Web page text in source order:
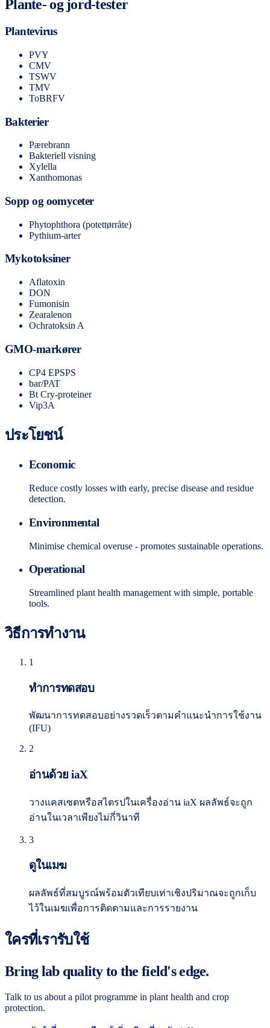
Plante- og jord-tester
Plantevirus
PVY
CMV
TSWV
TMV
ToBRFV
Bakterier
Pærebrann
Bakteriell visning
Xylella
Xanthomonas
Sopp og oomyceter
Phytophthora (potettørråte)
Pythium-arter
Mykotoksiner
Aflatoxin
DON
Fumonisin
Zearalenon
Ochratoksin A
GMO-markører
CP4 EPSPS
bar/PAT
Bt Cry-proteiner
Vip3A
ประโยชน์
Economic
Reduce costly losses with early, precise disease and residue
detection.
Environmental
Minimise chemical overuse - promotes sustainable operations.
Operational
Streamlined plant health management with simple, portable
tools.
วิธีการทำงาน
1
ทำการทดสอบ
พัฒนาการทดสอบอย่างรวดเร็วตามคำแนะนำการใช้งาน
(IFU)
2
อ่านด้วย iaX
วางแคสเซตหรือสไตรปในเครื่องอ่าน iaX ผลลัพธ์จะถูก
อ่านในเวลาเพียงไม่กี่วินาที
3
ดูในเมฆ
ผลลัพธ์ที่สมบูรณ์พร้อมตัวเทียบเท่าเชิงปริมาณจะถูกเก็บ
ไว้ในเมฆเพื่อการติดตามและการรายงาน
ใครที่เรารับใช้
Bring lab quality to the field's edge.
Talk to us about a pilot programme in plant health and crop
protection.